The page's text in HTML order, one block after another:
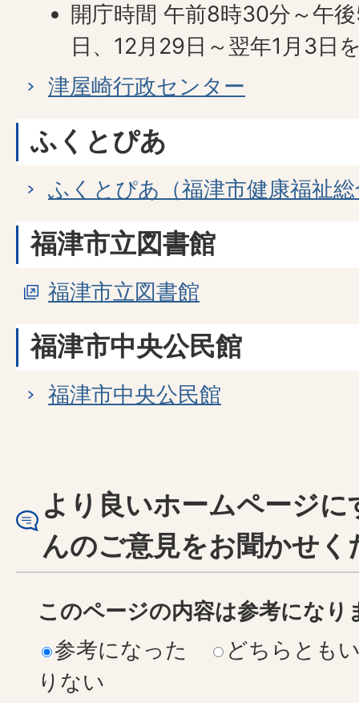
開庁時間 午前8時30分～午
日、12月29日～翌年1月3日
津屋崎行政センター
ふくとぴあ
ふくとぴあ（福津市健康福祉
福津市立図書館
福津市立図書館
福津市中央公民館
福津市中央公民館
より良いホームページ
んのご意見をお聞かせく
このページの内容は参考になり
参考になった
どちらとも
りない